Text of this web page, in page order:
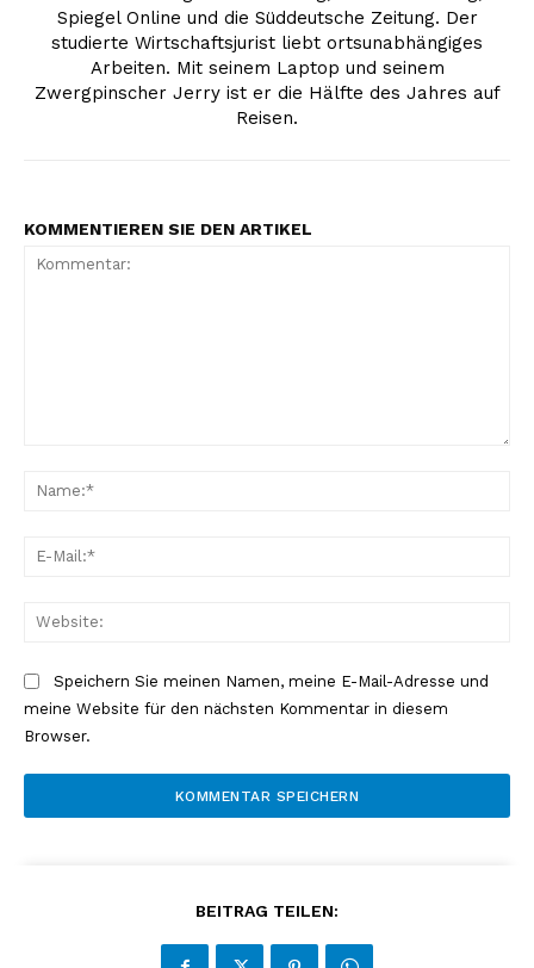
Spiegel Online und die Süddeutsche Zeitung. Der
studierte Wirtschaftsjurist liebt ortsunabhängiges
Arbeiten. Mit seinem Laptop und seinem
Zwergpinscher Jerry ist er die Hälfte des Jahres auf
Reisen.
KOMMENTIEREN SIE DEN ARTIKEL
Speichern Sie meinen Namen, meine E-Mail-Adresse und
meine Website für den nächsten Kommentar in diesem
Browser.
BEITRAG TEILEN: